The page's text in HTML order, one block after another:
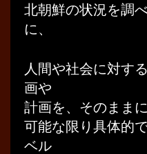
北朝鮮の状況を調
に、
人間や社会に対す
画や
計画を、そのまま
可能な限り具体的
ベル